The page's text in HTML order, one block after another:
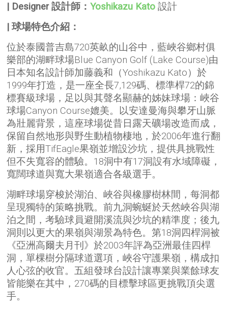
| Designer 設計師：Yoshikazu Kato 設計
| 球場特色介紹：
位於泰國普吉島720英畝的山谷中，藍峽谷鄉村俱
樂部的湖畔球場Blue Canyon Golf (Lake Course)由
日本知名設計師加藤義和（Yoshikazu Kato）於
1999年打造，是一座全長7,129碼、標準桿72的錦
標賽級球場，足以與其聲名顯赫的姊妹球場：峽谷
球場Canyon Course媲美。以安達曼海與攀牙山脈
為壯麗背景，這座球場從昔日露天礦場改造而成，
保留自然地形與野生動植物棲地，於2006年進行翻
新，採用TifEagle果嶺並增設沙坑，提供具挑戰性
但不失寬容的體驗。18洞中有17洞設有水域障礙，
寬闊球道與寬大果嶺適合各級選手。
湖畔球場穿梭於湖泊、峽谷與橡膠樹林間，每洞都
呈現獨特的策略挑戰。前九洞蜿蜒於天然峽谷與湖
泊之間，考驗球員避開溪流與沙坑的精準度；後九
洞則以更大的果嶺與湖景為特色。第18洞四桿洞被
《亞洲高爾夫月刊》於2003年評為亞洲最佳四桿
洞，單棵樹分隔球道選項，峽谷守護果嶺，構成扣
人心弦的收官。五組發球台設計讓專業與業餘球友
皆能樂在其中，270碼的目標擊球區更挑戰頂尖選
手。